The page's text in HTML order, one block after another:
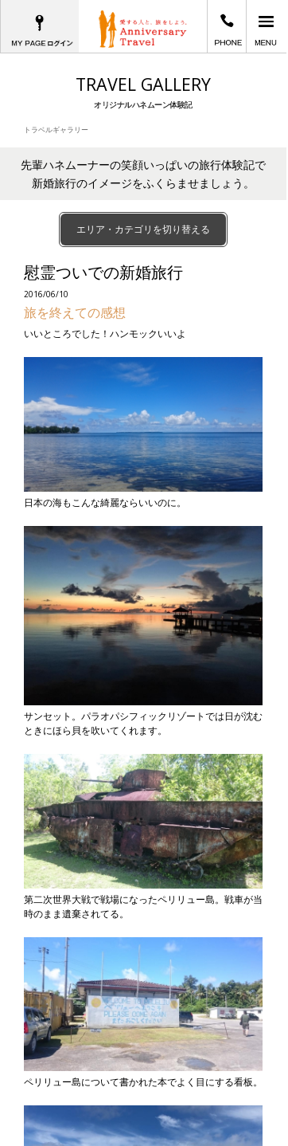
愛する人と、旅をし
TRAVEL GALLERY
オリジナルハネムーン体験記
トラベルギャラリー
先輩ハネムーナーの笑顔いっぱいの旅行体験記で
新婚旅行のイメージをふくらませましょう。
エリア・カテゴリを切り替える
慰霊ついでの新婚旅行
2016/06/10
旅を終えての感想
いいところでした！ハンモックいいよ
日本の海もこんな綺麗ならいいのに。
サンセット。パラオパシフィックリゾートでは日が沈む
ときにほら貝を吹いてくれます。
第二次世界大戦で戦場になったペリリュー島。戦車が当
時のまま遺棄されてる。
ペリリュー島について書かれた本でよく目にする看板。